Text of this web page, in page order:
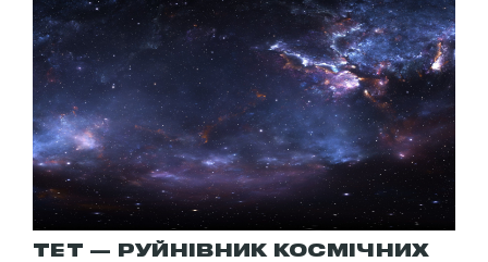
ТЕТ — РУЙНІВНИК КОСМІЧНИХ